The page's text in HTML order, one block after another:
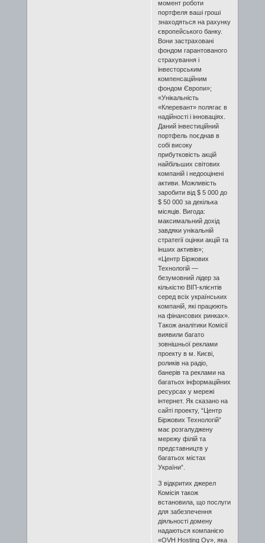
момент роботи
портфеля ваші гроші
знаходяться на рахунку
європейського банку.
Вони застраховані
фондом гарантованого
страхування і
інвесторським
компенсаційним
фондом Європи»;
«Унікальність
«Клеревант» полягає в
надійності і інноваціях.
Даний інвестиційний
портфель поєднав в
собі високу
прибутковість акцій
найбільших світових
компаній і недооцінені
активи. Можливість
заробити від $ 5 000 до
$ 50 000 за декілька
місяців. Вигода:
максимальний дохід
завдяки унікальній
стратегії оцінки акцій та
інших активів»;
«Центр Біржових
Технологій —
безумовний лідер за
кількістю ВІП-клієнтів
серед всіх українських
компаній, які працюють
на фінансових ринках».
Також аналітики Комісії
виявили багато
зовнішньої реклами
проекту в м. Києві,
роликів на радіо,
банерів та реклами на
багатьох інформаційних
ресурсах у мережі
інтернет. Як сказано на
сайті проекту, “Центр
Біржових Технологій”
має розгалуджену
мережу філій та
представництв у
багатьох містах
України”.
З відкритих джерел
Комісія також
встановила, що послуги
для забезпечення
діяльності домену
надаються компанією
«OVH Hosting Oy», яка